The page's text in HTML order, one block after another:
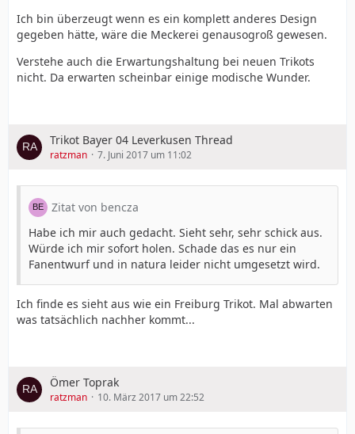
Ich bin überzeugt wenn es ein komplett anderes Design
gegeben hätte, wäre die Meckerei genausogroß gewesen.
Verstehe auch die Erwartungshaltung bei neuen Trikots
nicht. Da erwarten scheinbar einige modische Wunder.
Trikot Bayer 04 Leverkusen Thread
ratzman 7. Juni 2017 um 11:02
Zitat von bencza
Habe ich mir auch gedacht. Sieht sehr, sehr schick aus.
Würde ich mir sofort holen. Schade das es nur ein
Fanentwurf und in natura leider nicht umgesetzt wird.
Ich finde es sieht aus wie ein Freiburg Trikot. Mal abwarten
was tatsächlich nachher kommt...
Ömer Toprak
ratzman 10. März 2017 um 22:52